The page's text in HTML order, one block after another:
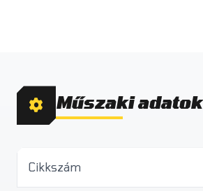
Műszaki adatok
Cikkszám